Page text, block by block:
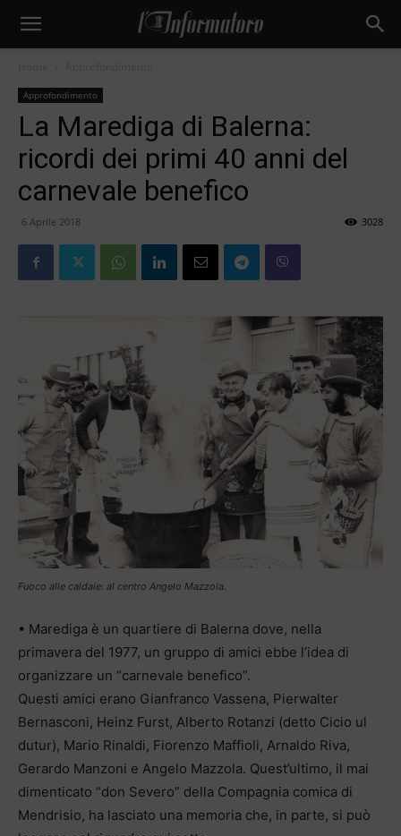
Approfondimento
La Marediga di Balerna:
ricordi dei primi 40 anni del
carnevale benefico
6 Aprile 2018 3028
Fuoco alle caldaie: al centro Angelo Mazzola.
• Marediga è un quartiere di Balerna dove, nella
primavera del 1977, un gruppo di amici ebbe l’idea di
organizzare un “carnevale benefico”.
Questi amici erano Gianfranco Vassena, Pierwalter
Bernasconi, Heinz Furst, Alberto Rotanzi (detto Cicio ul
dutur), Mario Rinaldi, Fiorenzo Maffioli, Arnaldo Riva,
Gerardo Manzoni e Angelo Mazzola. Quest’ultimo, il mai
dimenticato “don Severo” della Compagnia comica di
Mendrisio, ha lasciato una memoria che, in parte, si può